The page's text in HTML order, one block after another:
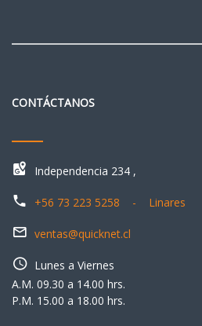
CONTÁCTANOS
Independencia 234 ,
+56 73 223 5258 - Linares
ventas@quicknet.cl
Lunes a Viernes
A.M. 09.30 a 14.00 hrs.
P.M. 15.00 a 18.00 hrs.